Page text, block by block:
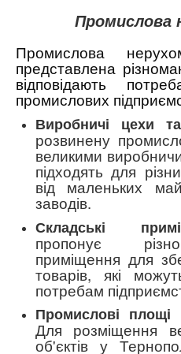
Промислова
Промислова
представлена
відповідають
промислових
Виробничі цехи
розвинену
великими
підходять для
від маленьких
заводів.
Складські
пропонує
приміщення для
товарів, які
потребам
Промислові площі
Для розміщення
об'єктів у